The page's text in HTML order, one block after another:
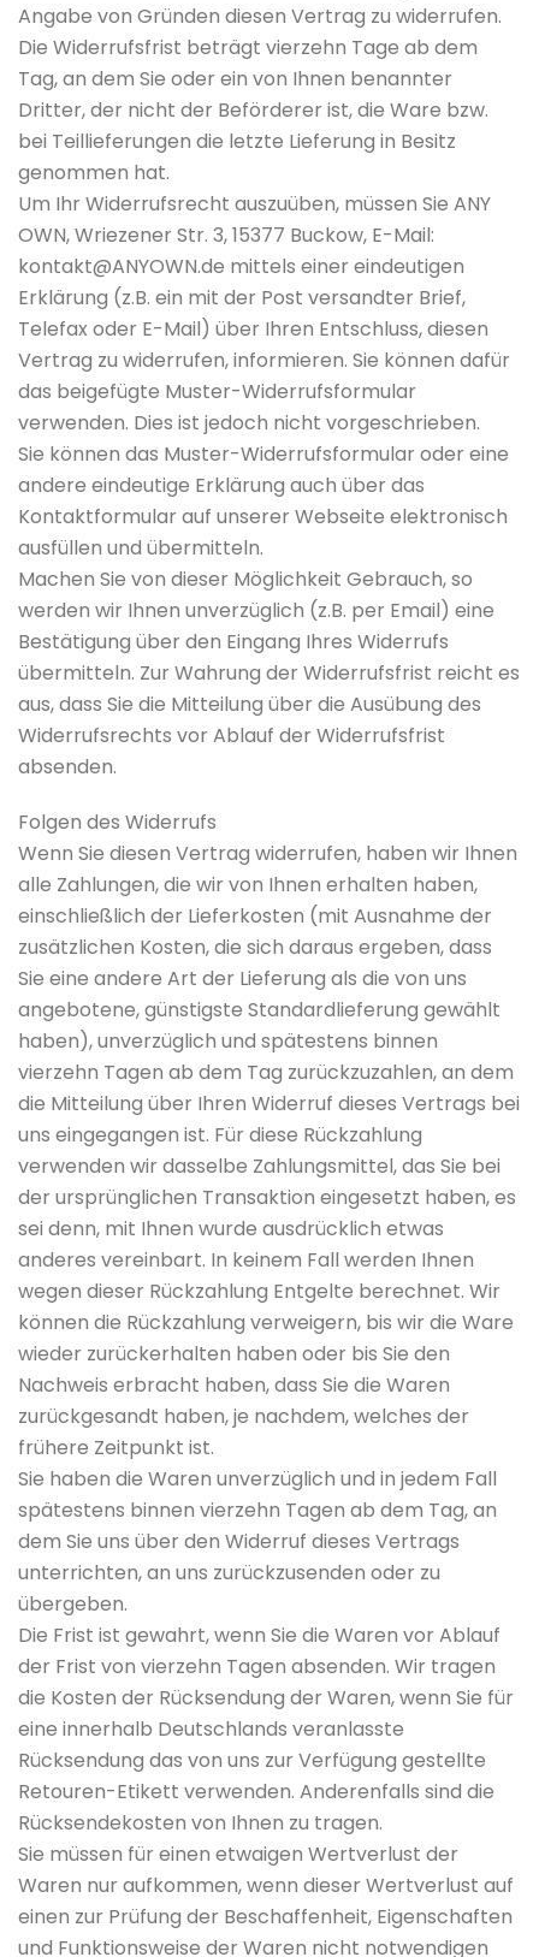
Angabe von Gründen diesen Vertrag zu widerrufen.
Die Widerrufsfrist beträgt vierzehn Tage ab dem
Tag, an dem Sie oder ein von Ihnen benannter
Dritter, der nicht der Beförderer ist, die Ware bzw.
bei Teillieferungen die letzte Lieferung in Besitz
genommen hat.
Um Ihr Widerrufsrecht auszuüben, müssen Sie ANY
OWN, Wriezener Str. 3, 15377 Buckow, E-Mail:
kontakt@ANYOWN.de mittels einer eindeutigen
Erklärung (z.B. ein mit der Post versandter Brief,
Telefax oder E-Mail) über Ihren Entschluss, diesen
Vertrag zu widerrufen, informieren. Sie können dafür
das beigefügte Muster-Widerrufsformular
verwenden. Dies ist jedoch nicht vorgeschrieben.
Sie können das Muster-Widerrufsformular oder eine
andere eindeutige Erklärung auch über das
Kontaktformular auf unserer Webseite elektronisch
ausfüllen und übermitteln.
Machen Sie von dieser Möglichkeit Gebrauch, so
werden wir Ihnen unverzüglich (z.B. per Email) eine
Bestätigung über den Eingang Ihres Widerrufs
übermitteln. Zur Wahrung der Widerrufsfrist reicht es
aus, dass Sie die Mitteilung über die Ausübung des
Widerrufsrechts vor Ablauf der Widerrufsfrist
absenden.
Folgen des Widerrufs
Wenn Sie diesen Vertrag widerrufen, haben wir Ihnen
alle Zahlungen, die wir von Ihnen erhalten haben,
einschließlich der Lieferkosten (mit Ausnahme der
zusätzlichen Kosten, die sich daraus ergeben, dass
Sie eine andere Art der Lieferung als die von uns
angebotene, günstigste Standardlieferung gewählt
haben), unverzüglich und spätestens binnen
vierzehn Tagen ab dem Tag zurückzuzahlen, an dem
die Mitteilung über Ihren Widerruf dieses Vertrags bei
uns eingegangen ist. Für diese Rückzahlung
verwenden wir dasselbe Zahlungsmittel, das Sie bei
der ursprünglichen Transaktion eingesetzt haben, es
sei denn, mit Ihnen wurde ausdrücklich etwas
anderes vereinbart. In keinem Fall werden Ihnen
wegen dieser Rückzahlung Entgelte berechnet. Wir
können die Rückzahlung verweigern, bis wir die Ware
wieder zurückerhalten haben oder bis Sie den
Nachweis erbracht haben, dass Sie die Waren
zurückgesandt haben, je nachdem, welches der
frühere Zeitpunkt ist.
Sie haben die Waren unverzüglich und in jedem Fall
spätestens binnen vierzehn Tagen ab dem Tag, an
dem Sie uns über den Widerruf dieses Vertrags
unterrichten, an uns zurückzusenden oder zu
übergeben.
Die Frist ist gewahrt, wenn Sie die Waren vor Ablauf
der Frist von vierzehn Tagen absenden. Wir tragen
die Kosten der Rücksendung der Waren, wenn Sie für
eine innerhalb Deutschlands veranlasste
Rücksendung das von uns zur Verfügung gestellte
Retouren-Etikett verwenden. Anderenfalls sind die
Rücksendekosten von Ihnen zu tragen.
Sie müssen für einen etwaigen Wertverlust der
Waren nur aufkommen, wenn dieser Wertverlust auf
einen zur Prüfung der Beschaffenheit, Eigenschaften
und Funktionsweise der Waren nicht notwendigen